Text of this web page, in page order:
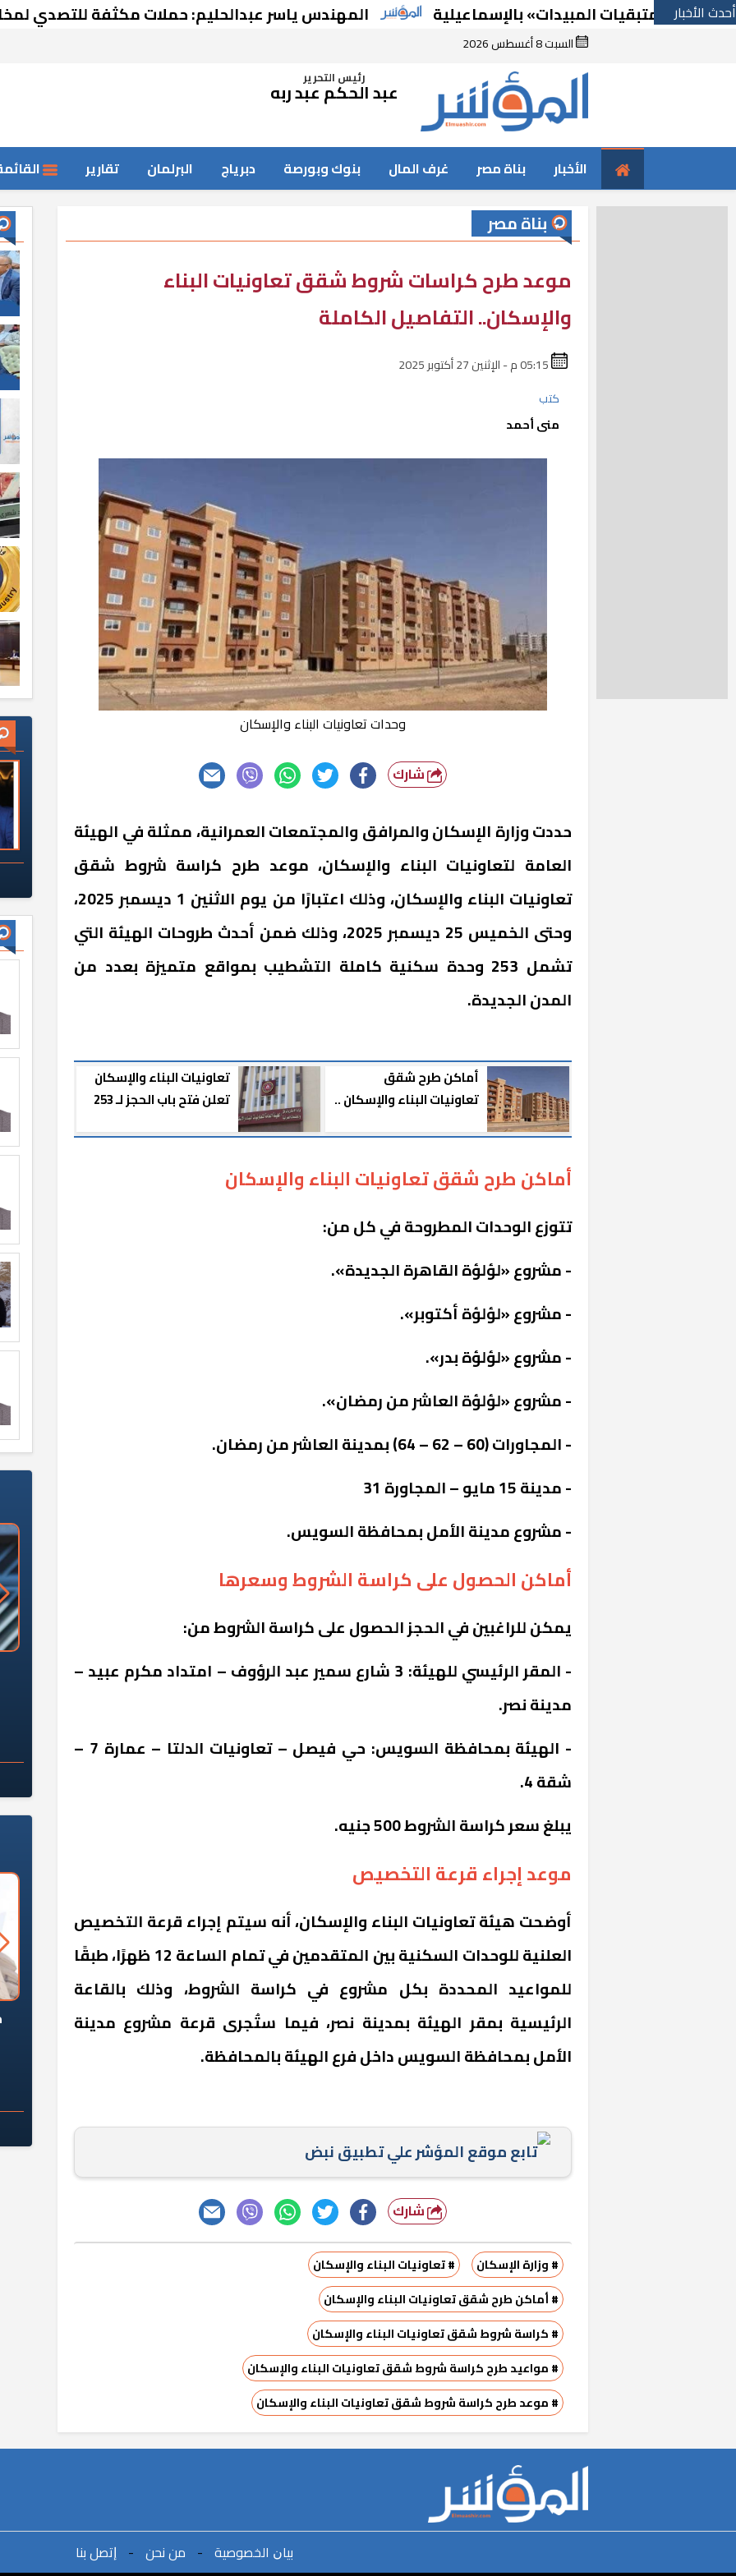
أحدث الأخبار المهندس ياسر عبدالحليم: حملات مكثفة للتصدي لمخالفات
السبت 8 أغسطس 2026
رئيس التحرير
عبد الحكم عبد ربه
الأخبار بناة مصر غرف المال بنوك وبورصة دبرياج البرلمان تقارير
بناة مصر
موعد طرح كراسات شروط شقق تعاونيات البناء
والإسكان.. التفاصيل الكاملة
كتب
منى أحمد
وحدات تعاونيات البناء والإسكان
شارك
حددت وزارة الإسكان والمرافق والمجتمعات العمرانية، ممثلة في الهيئة
العامة لتعاونيات البناء والإسكان، موعد طرح كراسة شروط شقق
تعاونيات البناء والإسكان، وذلك اعتبارًا من يوم الاثنين 1 ديسمبر 2025،
وحتى الخميس 25 ديسمبر 2025، وذلك ضمن أحدث طروحات الهيئة التي
تشمل 253 وحدة سكنية كاملة التشطيب بمواقع متميزة بعدد من
المدن الجديدة.
أماكن طرح شقق
تعاونيات البناء والإسكان ..
تعاونيات البناء والإسكان
تعلن فتح باب الحجز لـ 253
أماكن طرح شقق تعاونيات البناء والإسكان
تتوزع الوحدات المطروحة في كل من:
- مشروع «لؤلؤة القاهرة الجديدة».
- مشروع «لؤلؤة أكتوبر».
- مشروع «لؤلؤة بدر».
- مشروع «لؤلؤة العاشر من رمضان».
- المجاورات (60 – 62 – 64) بمدينة العاشر من رمضان.
- مدينة 15 مايو – المجاورة 31
- مشروع مدينة الأمل بمحافظة السويس.
أماكن الحصول على كراسة الشروط وسعرها
يمكن للراغبين في الحجز الحصول على كراسة الشروط من:
- المقر الرئيسي للهيئة: 3 شارع سمير عبد الرؤوف – امتداد مكرم عبيد –
مدينة نصر.
- الهيئة بمحافظة السويس: حي فيصل – تعاونيات الدلتا – عمارة 7 –
شقة 4.
يبلغ سعر كراسة الشروط 500 جنيه.
موعد إجراء قرعة التخصيص
أوضحت هيئة تعاونيات البناء والإسكان، أنه سيتم إجراء قرعة التخصيص
العلنية للوحدات السكنية بين المتقدمين في تمام الساعة 12 ظهرًا، طبقًا
للمواعيد المحددة بكل مشروع في كراسة الشروط، وذلك بالقاعة
الرئيسية بمقر الهيئة بمدينة نصر، فيما ستُجرى قرعة مشروع مدينة
الأمل بمحافظة السويس داخل فرع الهيئة بالمحافظة.
تابع موقع المؤشر علي تطبيق نبض
شارك
# وزارة الإسكان
# تعاونيات البناء والإسكان
# أماكن طرح شقق تعاونيات البناء والإسكان
# كراسة شروط شقق تعاونيات البناء والإسكان
# مواعيد طرح كراسة شروط شقق تعاونيات البناء والإسكان
# موعد طرح كراسة شروط شقق تعاونيات البناء والإسكان
«وزارة الآثار»: العُثور على 10 توابيت
خشبية بفناء مقبرة "باكي"
سلامة الغذاء: 285 ألف طن صادرات
غذائية في أسبوع
«المؤشر» يطرح السؤال الصعب: هل
كان اختيار خريج معهد العاشر من
رمضان وزيرًا للإسكان قرارًا صائبًا؟
لماذا تخالف الشركات العقارية
تعليمات الرئيس السيسي؟
ﺑﻴﺎﻥ اﻟﺨﺼﻮﺻﻴﺔ - ﻣﻦ ﻧﺤﻦ - ﺇﺗﺼﻞ ﺑﻨﺎ